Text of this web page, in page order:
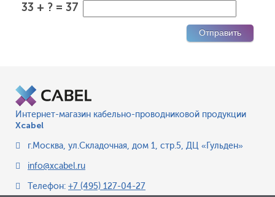
33 + ? = 37
Интернет-магазин кабельно-проводниковой продукции
Xcabel
г.Москва, ул.Складочная, дом 1, стр.5, ДЦ «Гульден»
info@xcabel.ru
Телефон: +7 (495) 127-04-27